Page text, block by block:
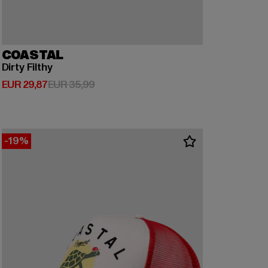
COASTAL
Dirty Filthy
EUR 29,87
Derzeitiger Preis: EUR 29,87
EUR 35,99Aktionspreis: EUR 35,99
-19%